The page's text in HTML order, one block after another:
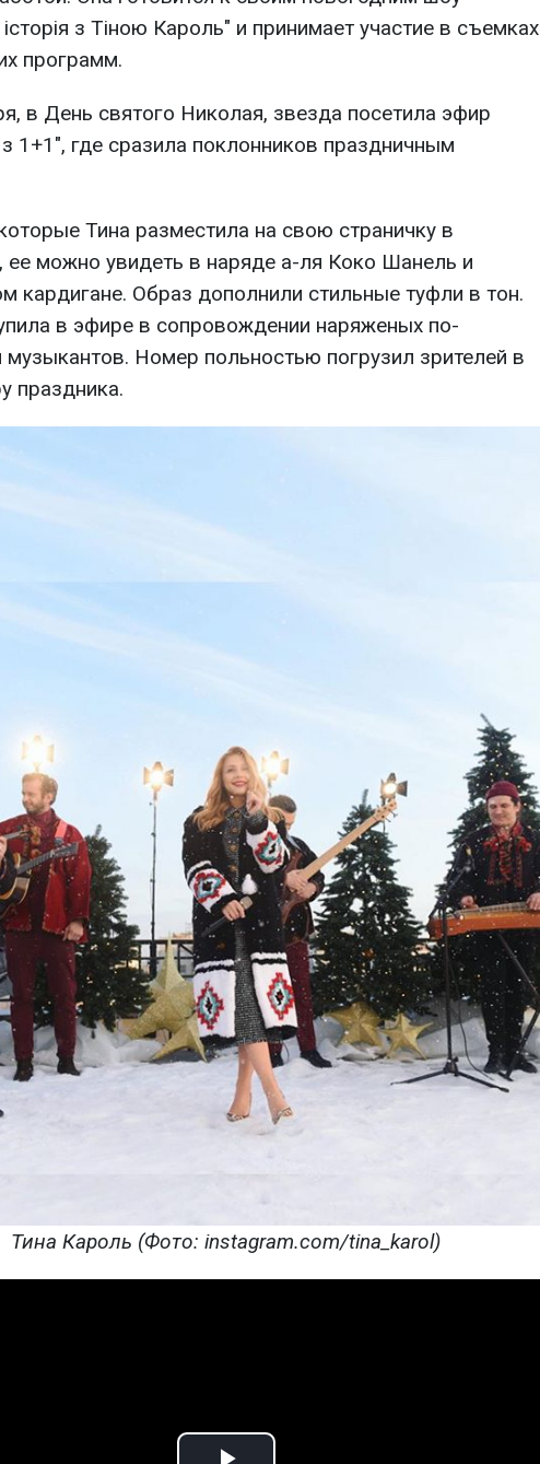
історія з Тіною Кароль" и принимает участие в съемках
программ.
в День святого Николая, звезда посетила эфир
з 1+1", где сразила поклонников праздничным
Тина разместила на свою страничку в
ее можно увидеть в наряде а-ля Коко Шанель и
кардигане. Образ дополнили стильные туфли в тон.
в эфире в сопровождении наряженых по-
музыкантов. Номер польностью погрузил зрителей в
праздника.
Тина Кароль (Фото: instagram.com/tina_karol)